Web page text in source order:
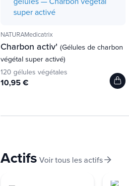
NATURAMedicatrix
Charbon activ' (Gélules de charbon
végétal super activé)
120 gélules végétales
10,95 €
Actifs Voir tous les actifs